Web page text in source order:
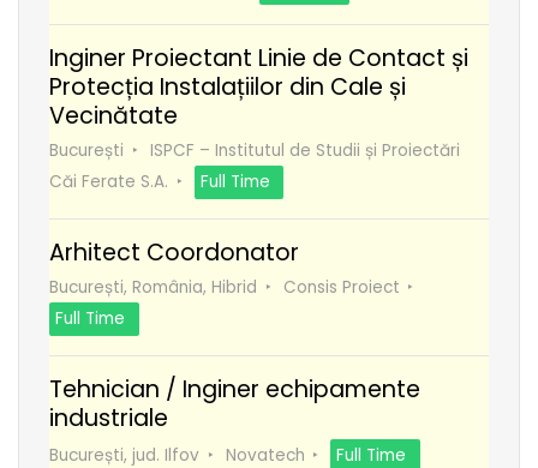
Inginer Proiectant Linie de Contact și
Protecția Instalațiilor din Cale și
Vecinătate
București
ISPCF – Institutul de Studii și Proiectări
Căi Ferate S.A.
Full Time
Arhitect Coordonator
București, România, Hibrid
Consis Proiect
Full Time
Tehnician / Inginer echipamente
industriale
București, jud. Ilfov Novatech Full Time